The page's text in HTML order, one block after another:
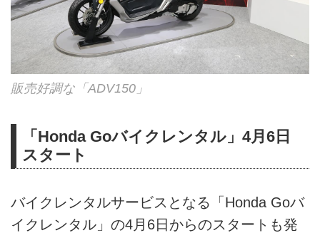
販売好調な「ADV150」
「Honda Goバイクレンタル」4月6日
スタート
バイクレンタルサービスとなる「Honda Goバ
イクレンタル」の4月6日からのスタートも発